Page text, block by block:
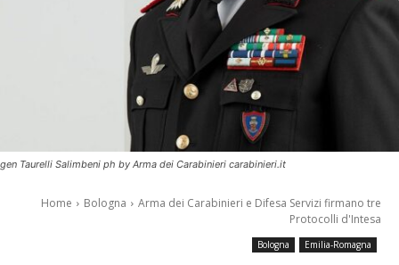
gen Taurelli Salimbeni ph by Arma dei Carabinieri carabinieri.it
Home Bologna
Arma dei Carabinieri e Difesa Servizi firmano tre
Protocolli d'Intesa
Bologna Emilia-Romagna